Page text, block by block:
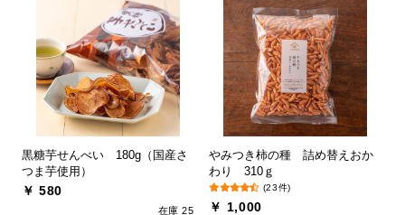
黒糖芋せんべい 180g（国産さ
つま芋使用）
￥ 580
在庫 25
やみつき柿の種 詰め替えおか
わり 310ｇ
(23件)
￥ 1,000